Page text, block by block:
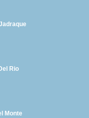
Rio
Monte